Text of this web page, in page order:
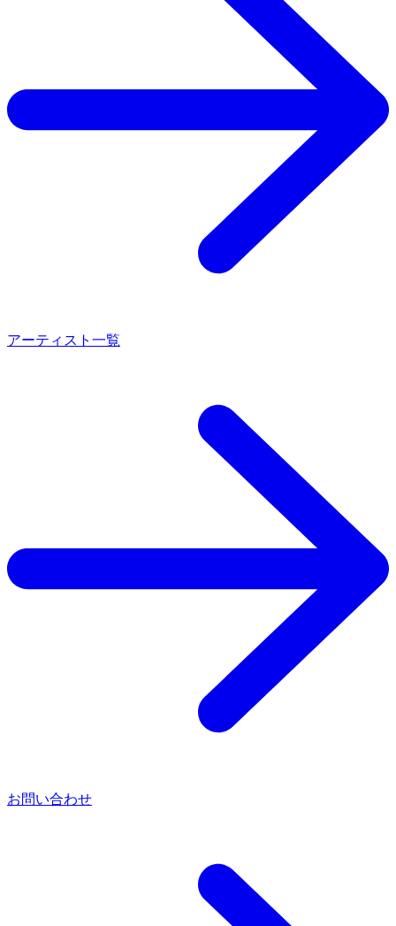
アーティスト一覧
お問い合わせ